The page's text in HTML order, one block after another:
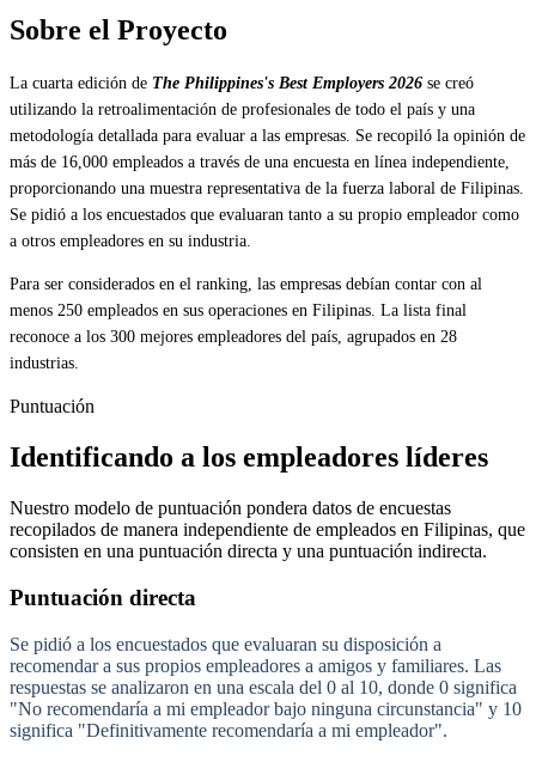
Sobre el Proyecto
La cuarta edición de The Philippines's Best Employers 2026 se creó
utilizando la retroalimentación de profesionales de todo el país y una
metodología detallada para evaluar a las empresas. Se recopiló la opinión de
más de 16,000 empleados a través de una encuesta en línea independiente,
proporcionando una muestra representativa de la fuerza laboral de Filipinas.
Se pidió a los encuestados que evaluaran tanto a su propio empleador como
a otros empleadores en su industria.
Para ser considerados en el ranking, las empresas debían contar con al
menos 250 empleados en sus operaciones en Filipinas. La lista final
reconoce a los 300 mejores empleadores del país, agrupados en 28
industrias.
Puntuación
Identificando a los empleadores líderes
Nuestro modelo de puntuación pondera datos de encuestas
recopilados de manera independiente de empleados en Filipinas, que
consisten en una puntuación directa y una puntuación indirecta.
Puntuación directa
Se pidió a los encuestados que evaluaran su disposición a
recomendar a sus propios empleadores a amigos y familiares. Las
respuestas se analizaron en una escala del 0 al 10, donde 0 significa
"No recomendaría a mi empleador bajo ninguna circunstancia" y 10
significa "Definitivamente recomendaría a mi empleador".